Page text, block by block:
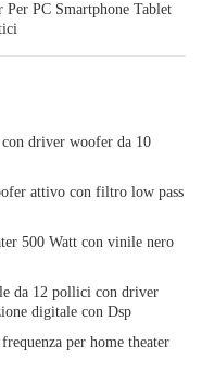
PC Smartphone Tablet
driver woofer da 10
attivo con filtro low pass
500 Watt con vinile nero
da 12 pollici con driver
digitale con Dsp
per home theater